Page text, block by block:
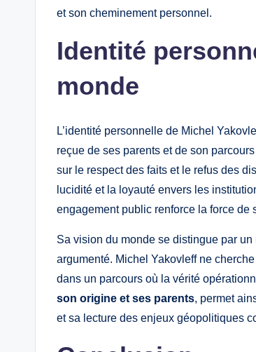
et son cheminement personnel.
Identité
monde
L’identité personnelle de Michel
reçue de ses parents et de son
sur le respect des faits et le refus des
lucidité et la loyauté envers les
engagement public renforce la force de
Sa vision du monde se distingue par
argumenté. Michel Yakovleff ne
dans un parcours où la vérité
son origine et ses parents, permet
et sa lecture des enjeux géopolitiques